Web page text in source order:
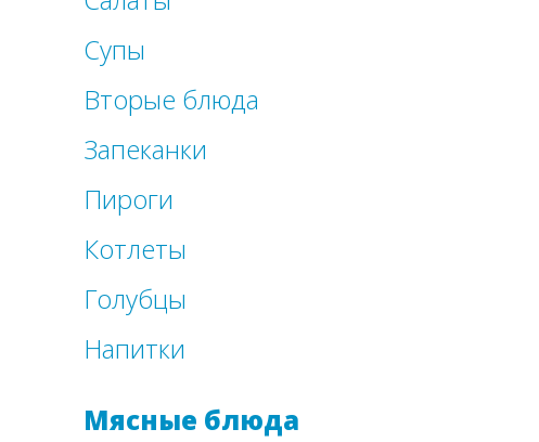
Супы
Вторые блюда
Запеканки
Пироги
Котлеты
Голубцы
Напитки
Мясные блюда